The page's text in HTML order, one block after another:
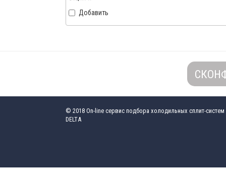
Добавить
© 2018 On-line сервис подбора холодильных сплит-систем
DELTA